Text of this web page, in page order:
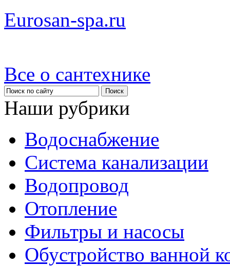
Eurosan-spa.ru
Все о сантехнике
Наши рубрики
Водоснабжение
Система канализации
Водопровод
Отопление
Фильтры и насосы
Обустройство ванной